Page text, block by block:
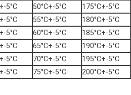
5°C
50°C+-5°C 175°C+-5°C
5°C
55°C+-5°C 180°C+-5°C
5°C
60°C+-5°C 185°C+-5°C
5°C
65°C+-5°C 190°C+-5°C
5°C
70°C+-5°C 195°C+-5°C
5°C
75°C+-5°C 200°C+-5°C